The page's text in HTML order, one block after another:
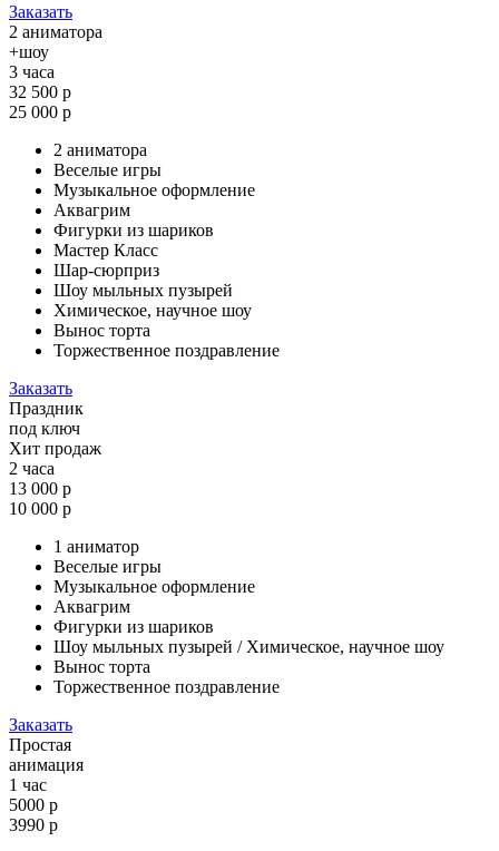
Заказать
2 аниматора
+шоу
3 часа
32 500 р
25 000 р
2 аниматора
Веселые игры
Музыкальное оформление
Аквагрим
Фигурки из шариков
Мастер Класс
Шар-сюрприз
Шоу мыльных пузырей
Химическое, научное шоу
Вынос торта
Торжественное поздравление
Заказать
Праздник
под ключ
Хит продаж
2 часа
13 000 р
10 000 р
1 аниматор
Веселые игры
Музыкальное оформление
Аквагрим
Фигурки из шариков
Шоу мыльных пузырей / Химическое, научное шоу
Вынос торта
Торжественное поздравление
Заказать
Простая
анимация
1 час
5000 р
3990 р